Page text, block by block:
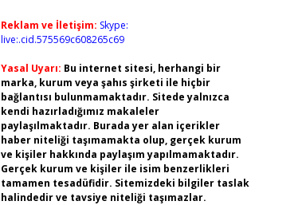
Reklam ve İletişim: Skype:
live:.cid.575569c608265c69
Yasal Uyarı: Bu internet sitesi, herhangi bir
marka, kurum veya şahıs şirketi ile hiçbir
bağlantısı bulunmamaktadır. Sitede yalnızca
kendi hazırladığımız makaleler
paylaşılmaktadır. Burada yer alan içerikler
haber niteliği taşımamakta olup, gerçek kurum
ve kişiler hakkında paylaşım yapılmamaktadır.
Gerçek kurum ve kişiler ile isim benzerlikleri
tamamen tesadüfidir. Sitemizdeki bilgiler taslak
halindedir ve tavsiye niteliği taşımazlar.